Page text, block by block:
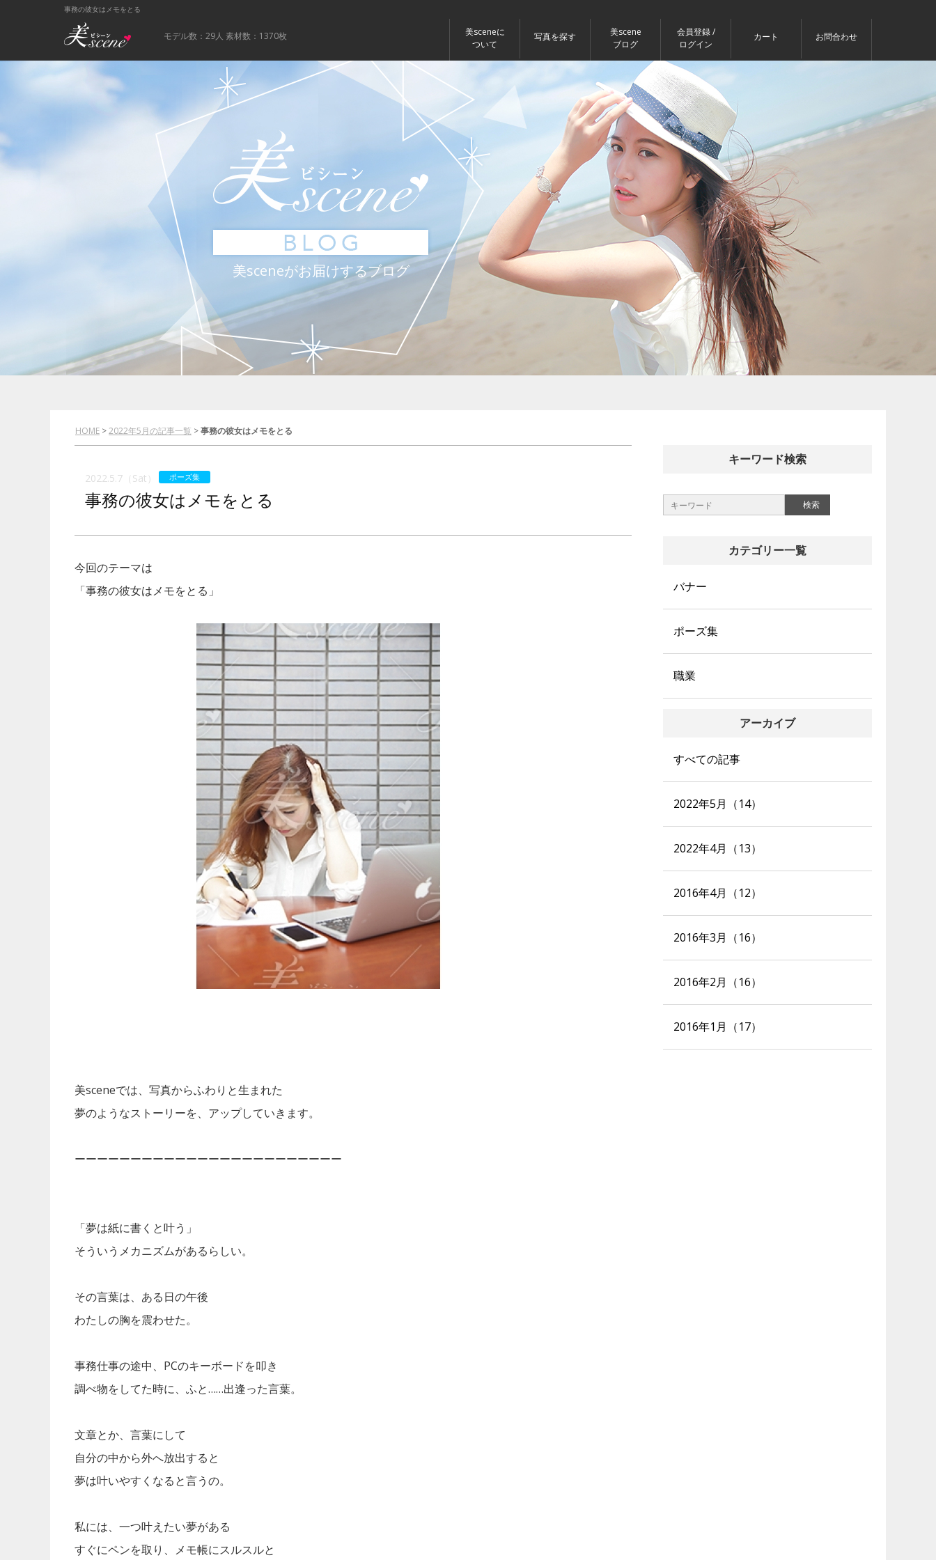
事務の彼女はメモをとる
モデル数：29人 素材数：1370枚
美sceneに
ついて
写真を探す
美scene
ブログ
会員登録 /
ログイン
カート お問合わせ
美sceneがお届けするブログ
HOME >2022年5月の記事一覧 >事務の彼女はメモをとる
2022.5.7（Sat） ポーズ集
事務の彼女はメモをとる
今回のテーマは
「事務の彼女はメモをとる」
美sceneでは、写真からふわりと生まれた
夢のようなストーリーを、アップしていきます。
ーーーーーーーーーーーーーーーーーーーーーーーー
「夢は紙に書くと叶う」
そういうメカニズムがあるらしい。
その言葉は、ある日の午後
わたしの胸を震わせた。
事務仕事の途中、PCのキーボードを叩き
調べ物をしてた時に、ふと……出逢った言葉。
文章とか、言葉にして
自分の中から外へ放出すると
夢は叶いやすくなると言うの。
私には、一つ叶えたい夢がある
すぐにペンを取り、メモ帳にスルスルと
キーワード検索
カテゴリー一覧
バナー
ポーズ集
職業
アーカイブ
すべての記事
2022年5月（14）
2022年4月（13）
2016年4月（12）
2016年3月（16）
2016年2月（16）
2016年1月（17）